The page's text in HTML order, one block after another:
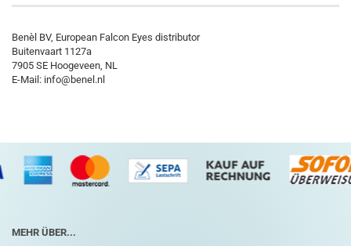
Benèl BV, European Falcon Eyes distributor
Buitenvaart 1127a
7905 SE Hoogeveen, NL
E-Mail: info@benel.nl
MEHR ÜBER...